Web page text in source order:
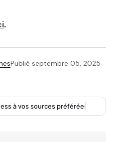
.
Publié septembre 05, 2025
à vos sources préférées